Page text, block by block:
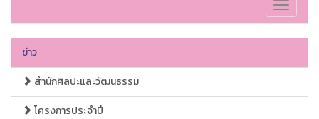
Toggle
ข่าว
สำนักศิลปะและวัฒนธรรม
โครงการประจำปี